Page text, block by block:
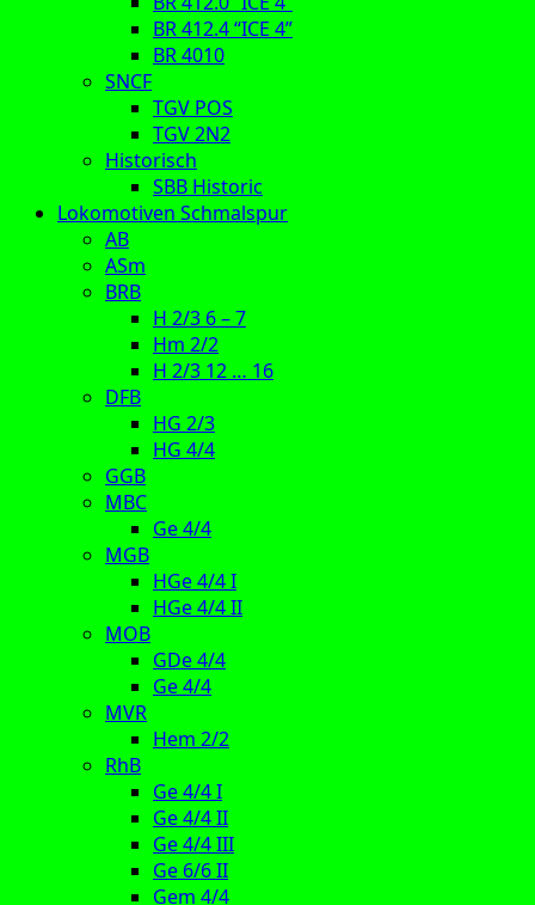
BR 412.4 “ICE 4”
BR 4010
SNCF
TGV POS
TGV 2N2
Historisch
SBB Historic
Lokomotiven Schmalspur
AB
ASm
BRB
H 2/3 6 – 7
Hm 2/2
H 2/3 12 … 16
DFB
HG 2/3
HG 4/4
GGB
MBC
Ge 4/4
MGB
HGe 4/4 I
HGe 4/4 II
MOB
GDe 4/4
Ge 4/4
MVR
Hem 2/2
RhB
Ge 4/4 I
Ge 4/4 II
Ge 4/4 III
Ge 6/6 II
Gem 4/4